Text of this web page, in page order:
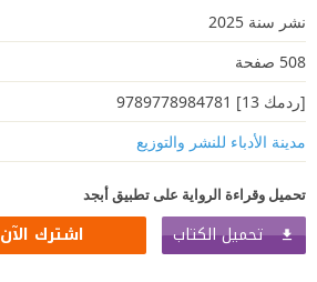
نشر سنة 2025
508 صفحة
[ردمك 13] 9789778984781
ﻣﺪﻳﻨﺔ ﺍﻷﺩﺑﺎء ﻟﻠﻨﺸﺮ ﻭﺍﻟﺘﻮﺯﻳﻊ
تحميل وقراءة الرواية على تطبيق أبجد
تحميل الكتاب اشترك الآن